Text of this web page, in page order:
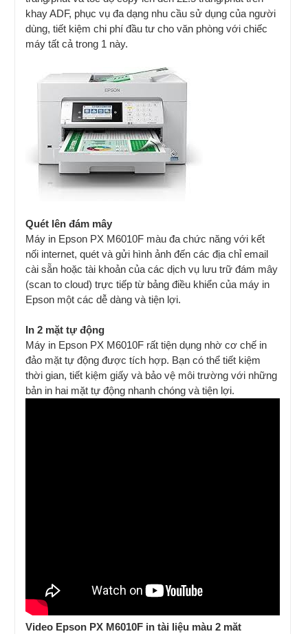
khay ADF, phục vụ đa dạng nhu cầu sử dụng của người
dùng, tiết kiệm chi phí đầu tư cho văn phòng với chiếc
máy tất cả trong 1 này.
Quét lên đám mây
Máy in Epson PX M6010F màu đa chức năng với kết
nối internet, quét và gửi hình ảnh đến các địa chỉ email
cài sẵn hoặc tài khoản của các dịch vụ lưu trữ đám mây
(scan to cloud) trực tiếp từ bảng điều khiển của máy in
Epson một các dễ dàng và tiện lợi.
In 2 mặt tự động
Máy in Epson PX M6010F rất tiện dụng nhờ cơ chế in
đảo mặt tự động được tích hợp. Bạn có thể tiết kiệm
thời gian, tiết kiệm giấy và bảo vệ môi trường với những
bản in hai mặt tự động nhanh chóng và tiện lợi.
Video Epson PX M6010F in tài liệu màu 2 măt